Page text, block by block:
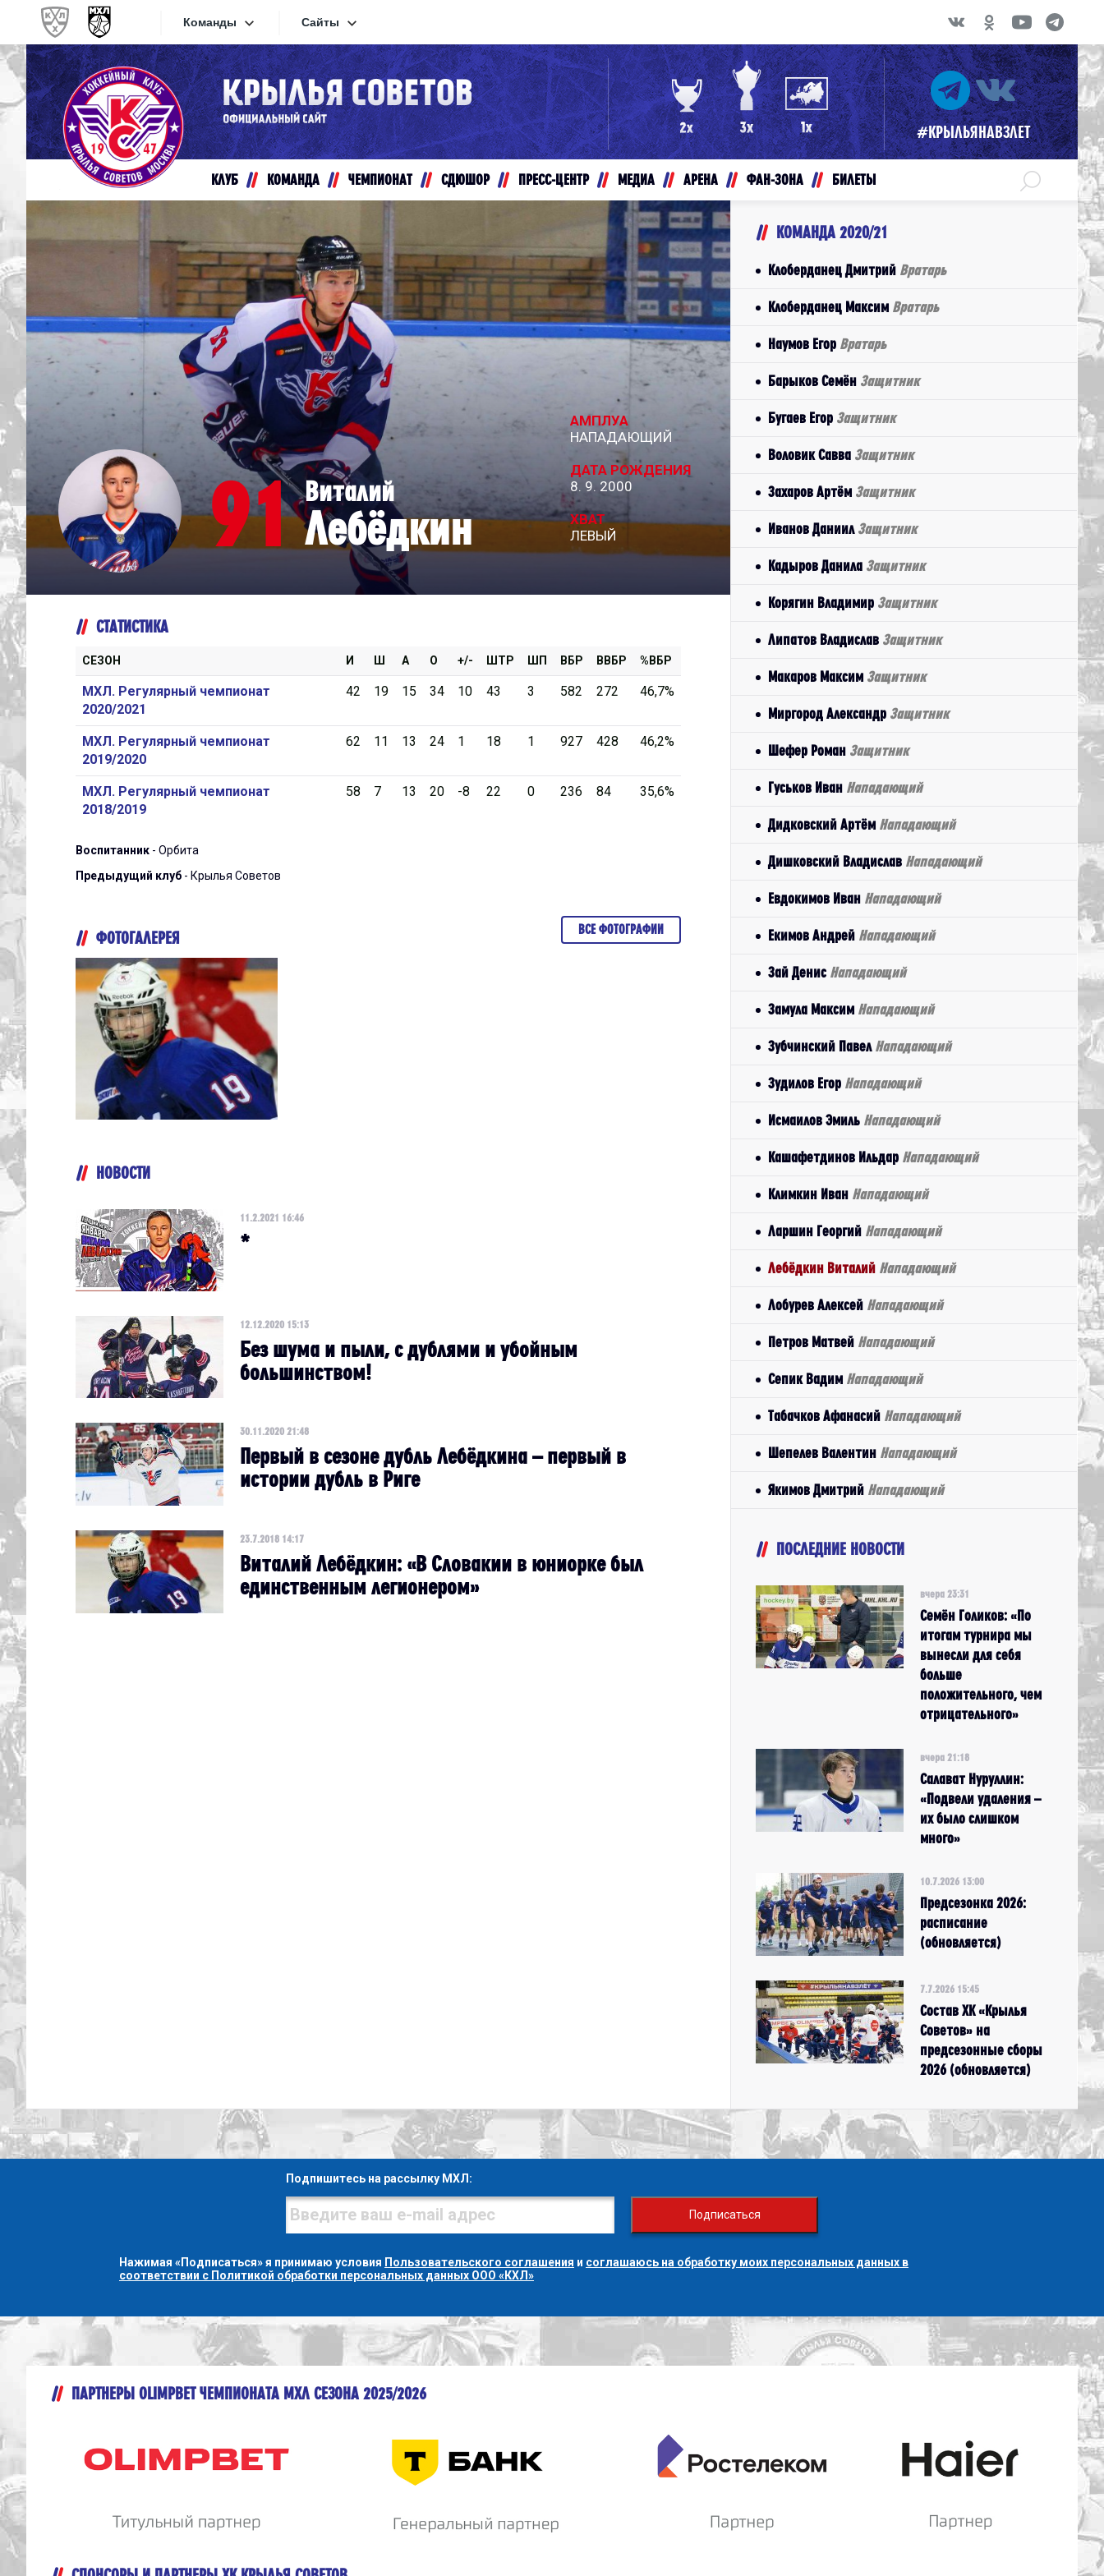
Команды
Конференция «Запад»
Дивизион Золотой
Академия Михайлова
Красная Армия
Локо
МХК Динамо СПб
МХК Динамо-М
МХК Спартак
СКА-1946
Дивизион Серебряный
Академия СКА
АКМ-Юниор
Амурские Тигры
Красная Машина-Юниор
Крылья Советов
МХК Спартак-МАХ
Конференция «Восток»
Дивизион Золотой
Авто
Мамонты Югры
Омские Ястребы
Стальные Лисы
Толпар
Чайка
Дивизион Серебряный
АКМ-Новомосковск
Локо-76
МХК Молот
Сибирские Cнайперы
Спутник Ал
Сайты
Сайты
Видеотрансляции
Хайлайты
Интернет-магазин
Приложение МХЛ
#КРЫЛЬЯНАВЗЛЕТ
КЛУБ КОМАНДА ЧЕМПИОНАТ СДЮШОР ПРЕСС-ЦЕНТР МЕДИА АРЕНА ФАН-ЗОНА БИЛЕТЫ
91 Виталий
Лебёдкин
АМПЛУА
НАПАДАЮЩИЙ
ДАТА РОЖДЕНИЯ
8. 9. 2000
ХВАТ
ЛЕВЫЙ
СТАТИСТИКА
СЕЗОН И Ш А О +/- ШТР ШП ВБР ВВБР %ВБР
МХЛ. Регулярный чемпионат
2020/2021
42 19 15 34 10 43 3 582 272 46,7%
МХЛ. Регулярный чемпионат
2019/2020
62 11 13 24 1 18 1 927 428 46,2%
МХЛ. Регулярный чемпионат
2018/2019
58 7 13 20 -8 22 0 236 84 35,6%
Воспитанник - Орбита
Предыдущий клуб - Крылья Советов
ФОТОГАЛЕРЕЯ ВСЕ ФОТОГРАФИИ
НОВОСТИ
11.2.2021 16:46
*
12.12.2020 15:13
Без шума и пыли, с дублями и убойным
большинством!
30.11.2020 21:48
Первый в сезоне дубль Лебёдкина – первый в
истории дубль в Риге
23.7.2018 14:17
Виталий Лебёдкин: «В Словакии в юниорке был
единственным легионером»
КОМАНДА 2020/21
Клоберданец Дмитрий Вратарь
Клоберданец Максим Вратарь
Наумов Егор Вратарь
Барыков Семён Защитник
Бугаев Егор Защитник
Воловик Савва Защитник
Захаров Артём Защитник
Иванов Даниил Защитник
Кадыров Данила Защитник
Корягин Владимир Защитник
Липатов Владислав Защитник
Макаров Максим Защитник
Миргород Александр Защитник
Шефер Роман Защитник
Гуськов Иван Нападающий
Дидковский Артём Нападающий
Дишковский Владислав Нападающий
Евдокимов Иван Нападающий
Екимов Андрей Нападающий
Зай Денис Нападающий
Замула Максим Нападающий
Зубчинский Павел Нападающий
Зудилов Егор Нападающий
Исмаилов Эмиль Нападающий
Кашафетдинов Ильдар Нападающий
Климкин Иван Нападающий
Ларшин Георгий Нападающий
Лебёдкин Виталий Нападающий
Лобурев Алексей Нападающий
Петров Матвей Нападающий
Сепик Вадим Нападающий
Табачков Афанасий Нападающий
Шепелев Валентин Нападающий
Якимов Дмитрий Нападающий
ПОСЛЕДНИЕ НОВОСТИ
вчера 23:31
Семён Голиков: «По
итогам турнира мы
вынесли для себя
больше
положительного, чем
отрицательного»
вчера 21:18
Салават Нуруллин:
«Подвели удаления –
их было слишком
много»
10.7.2026 13:00
Предсезонка 2026:
расписание
(обновляется)
7.7.2026 15:45
Состав ХК «Крылья
Советов» на
предсезонные сборы
2026 (обновляется)
Подпишитесь на рассылку МХЛ:
Подписаться
Нажимая «Подписаться» я принимаю условия Пользовательского соглашения и соглашаюсь на обработку моих персональных данных в
соответствии с Политикой обработки персональных данных ООО «КХЛ»
ПАРТНЕРЫ OLIMPBET ЧЕМПИОНАТА МХЛ СЕЗОНА 2025/2026